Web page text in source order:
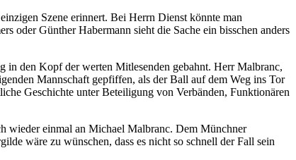
Szene erinnert. Bei Herrn Dienst könnte man
oder Günther Habermann sieht die Sache ein bisschen anders
in den Kopf der werten Mitlesenden gebahnt. Herr Malbranc,
Mannschaft gepfiffen, als der Ball auf dem Weg ins Tor
Geschichte unter Beteiligung von Verbänden, Funktionären
wieder einmal an Michael Malbranc. Dem Münchner
wäre zu wünschen, dass es nicht so schnell der Fall sein